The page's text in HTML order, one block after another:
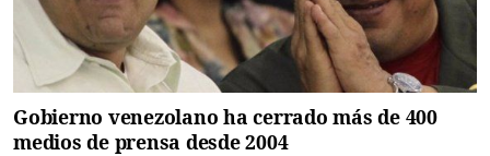
Gobierno venezolano ha cerrado más de 400
medios de prensa desde 2004